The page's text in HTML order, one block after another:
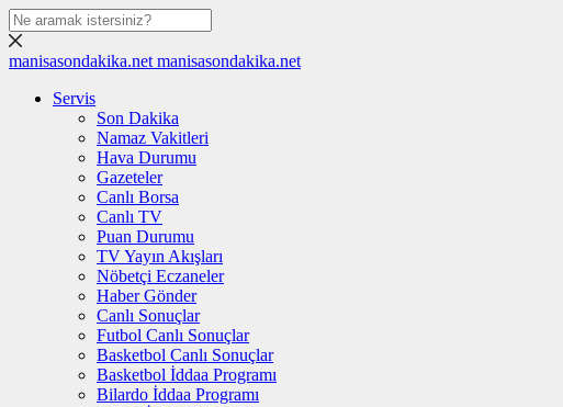
manisasondakika.net manisasondakika.net
Servis
Son Dakika
Namaz Vakitleri
Hava Durumu
Gazeteler
Canlı Borsa
Canlı TV
Puan Durumu
TV Yayın Akışları
Nöbetçi Eczaneler
Haber Gönder
Canlı Sonuçlar
Futbol Canlı Sonuçlar
Basketbol Canlı Sonuçlar
Basketbol İddaa Programı
Bilardo İddaa Programı